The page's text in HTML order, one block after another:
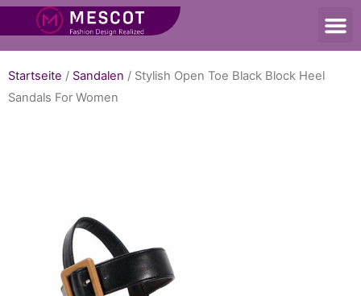
Startseite / Sandalen / Stylish Open Toe Black Block Heel
Sandals For Women